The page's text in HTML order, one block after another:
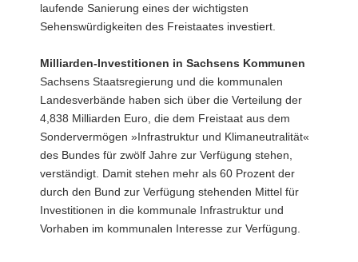
laufende Sanierung eines der wichtigsten
Sehenswürdigkeiten des Freistaates investiert.
Milliarden-Investitionen in Sachsens Kommunen
Sachsens Staatsregierung und die kommunalen
Landesverbände haben sich über die Verteilung der
4,838 Milliarden Euro, die dem Freistaat aus dem
Sondervermögen »Infrastruktur und Klimaneutralität«
des Bundes für zwölf Jahre zur Verfügung stehen,
verständigt. Damit stehen mehr als 60 Prozent der
durch den Bund zur Verfügung stehenden Mittel für
Investitionen in die kommunale Infrastruktur und
Vorhaben im kommunalen Interesse zur Verfügung.